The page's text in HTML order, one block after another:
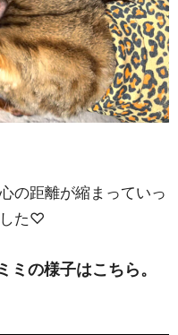
の距離が縮まっていっ
した♡
の様子はこちら。